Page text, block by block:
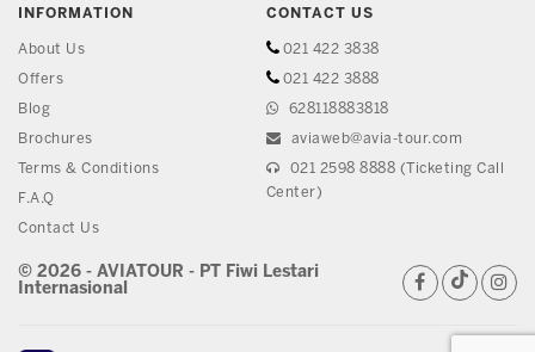
INFORMATION
About Us
Offers
Blog
Brochures
Terms & Conditions
F.A.Q
Contact Us
CONTACT US
021 422 3838
021 422 3888
628118883818
aviaweb@avia-tour.com
021 2598 8888 (Ticketing Call
Center)
© 2026 - AVIATOUR - PT Fiwi Lestari
Internasional